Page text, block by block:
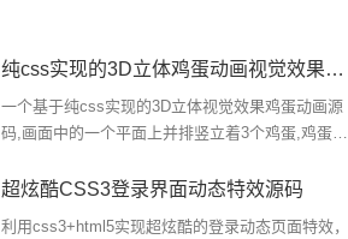
纯css实现的3D立体鸡蛋动画视觉效果源码【带光照与阴影】
一个基于纯css实现的3D立体视觉效果鸡蛋动画源
码,画面中的一个平面上并排竖立着3个鸡蛋,鸡蛋呈
鸡蛋上形成反射,下方还有光照...
超炫酷CSS3登录界面动态特效源码
利用css3+html5实现超炫酷的登录动态页面特效，